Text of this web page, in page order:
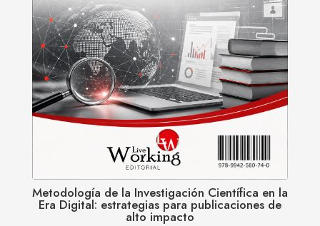
Metodología de la Investigación Científica en la
Era Digital: estrategias para publicaciones de
alto impacto